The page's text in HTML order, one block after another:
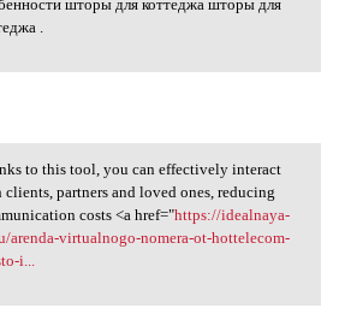
шторы для коттеджа шторы для
.
to this tool, you can
to this tool, you can effectively interact
clients, partners and loved ones, reducing
costs <a href="https://idealnaya-
arenda-virtualnogo-nomera-ot-hottelecom-
i...